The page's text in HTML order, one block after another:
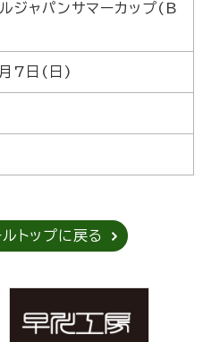
ジャパンサマーカップ(B
7日(日)
トップに戻る